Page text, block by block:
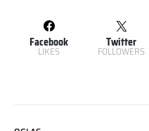
Facebook
LIKES
Twitter
FOLLOWERS